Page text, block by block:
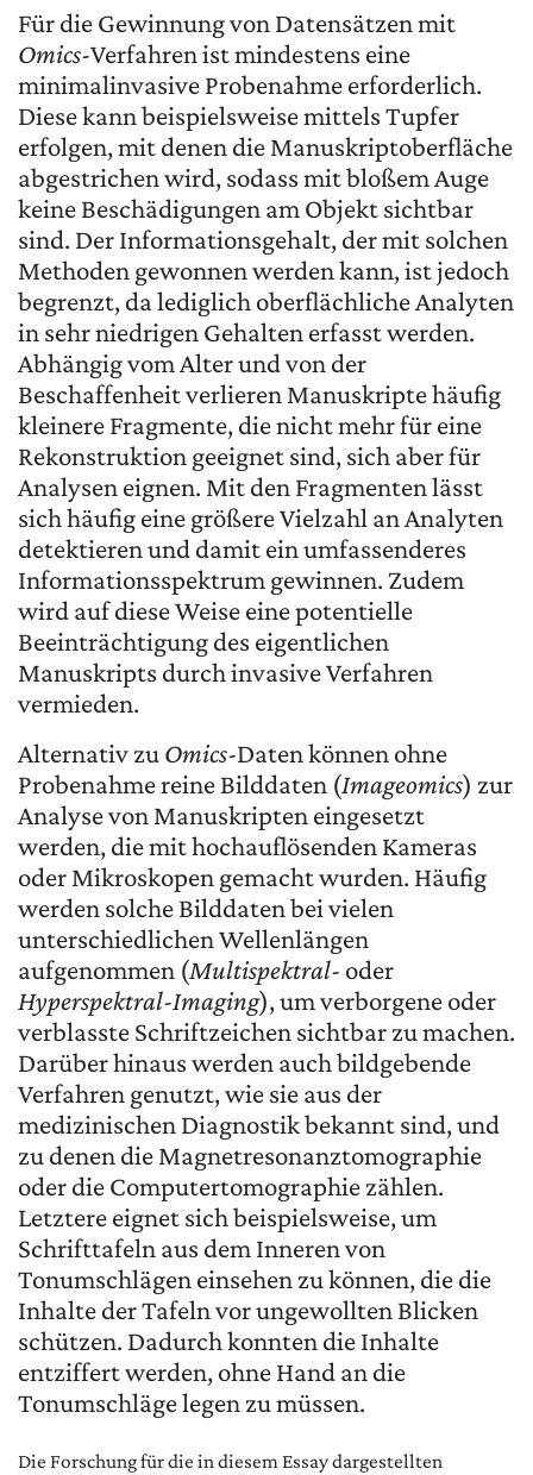
Für die Gewinnung von Datensätzen mit
Omics-Verfahren ist mindestens eine
minimalinvasive Probenahme erforderlich.
Diese kann beispielsweise mittels Tupfer
erfolgen, mit denen die Manuskriptoberfläche
abgestrichen wird, sodass mit bloßem Auge
keine Beschädigungen am Objekt sichtbar
sind. Der Informationsgehalt, der mit solchen
Methoden gewonnen werden kann, ist jedoch
begrenzt, da lediglich oberflächliche Analyten
in sehr niedrigen Gehalten erfasst werden.
Abhängig vom Alter und von der
Beschaffenheit verlieren Manuskripte häufig
kleinere Fragmente, die nicht mehr für eine
Rekonstruktion geeignet sind, sich aber für
Analysen eignen. Mit den Fragmenten lässt
sich häufig eine größere Vielzahl an Analyten
detektieren und damit ein umfassenderes
Informationsspektrum gewinnen. Zudem
wird auf diese Weise eine potentielle
Beeinträchtigung des eigentlichen
Manuskripts durch invasive Verfahren
vermieden.
Alternativ zuOmics-Daten können ohne
Probenahme reine Bilddaten (Imageomics) zur
Analyse von Manuskripten eingesetzt
werden, die mit hochauflösenden Kameras
oder Mikroskopen gemacht wurden. Häufig
werden solche Bilddaten bei vielen
unterschiedlichen Wellenlängen
aufgenommen (Multispektral- oder
Hyperspektral-Imaging), um verborgene oder
verblasste Schriftzeichen sichtbar zu machen.
Darüber hinaus werden auch bildgebende
Verfahren genutzt, wie sie aus der
medizinischen Diagnostik bekannt sind, und
zu denen die Magnetresonanztomographie
oder die Computertomographie zählen.
Letztere eignet sich beispielsweise, um
Schrifttafeln aus dem Inneren von
Tonumschlägen einsehen zu können, die die
Inhalte der Tafeln vor ungewollten Blicken
schützen. Dadurch konnten die Inhalte
entziffert werden, ohne Hand an die
Tonumschläge legen zu müssen.
Die Forschung für die in diesem Essay dargestellten